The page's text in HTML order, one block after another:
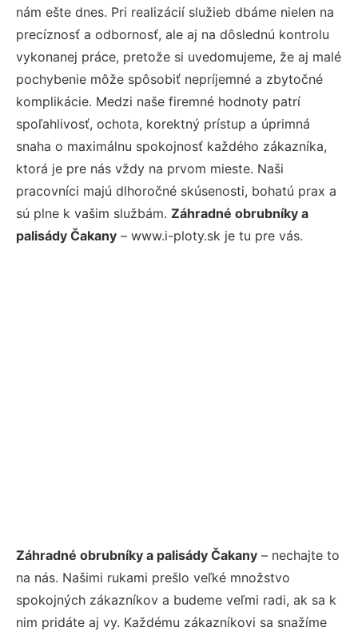
nám ešte dnes. Pri realizácií služieb dbáme nielen na
precíznosť a odbornosť, ale aj na dôslednú kontrolu
vykonanej práce, pretože si uvedomujeme, že aj malé
pochybenie môže spôsobiť nepríjemné a zbytočné
komplikácie. Medzi naše firemné hodnoty patrí
spoľahlivosť, ochota, korektný prístup a úprimná
snaha o maximálnu spokojnosť každého zákazníka,
ktorá je pre nás vždy na prvom mieste. Naši
pracovníci majú dlhoročné skúsenosti, bohatú prax a
sú plne k vašim službám. Záhradné obrubníky a
palisády Čakany – www.i-ploty.sk je tu pre vás.
Záhradné obrubníky a palisády Čakany – nechajte to
na nás. Našimi rukami prešlo veľké množstvo
spokojných zákazníkov a budeme veľmi radi, ak sa k
nim pridáte aj vy. Každému zákazníkovi sa snažíme